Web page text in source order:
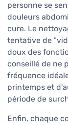
personne se
douleurs
cure. Le
tentative de
doux des
conseillé de ne
fréquence
printemps et
période de
Enfin, chaque